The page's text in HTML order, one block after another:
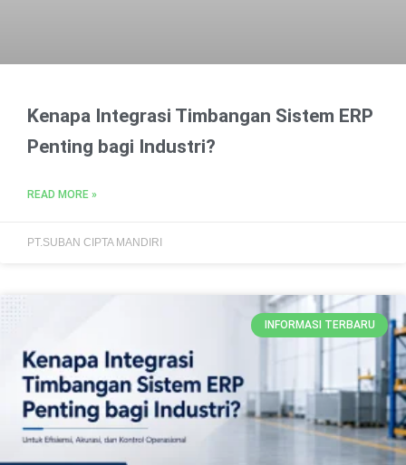
Kenapa Integrasi Timbangan Sistem ERP
Penting bagi Industri?
READ MORE »
PT.SUBAN CIPTA MANDIRI
INFORMASI TERBARU